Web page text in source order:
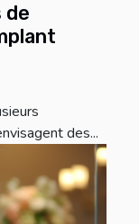
de
des...